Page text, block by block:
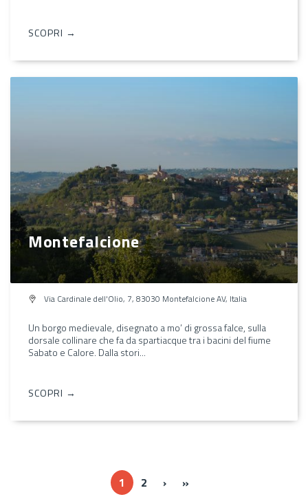
SCOPRI →
Montefalcione
Via Cardinale dell'Olio, 7, 83030 Montefalcione AV, Italia
Un borgo medievale, disegnato a mo’ di grossa falce, sulla
dorsale collinare che fa da spartiacque tra i bacini del fiume
Sabato e Calore. Dalla stori...
SCOPRI →
1 2 ››› »